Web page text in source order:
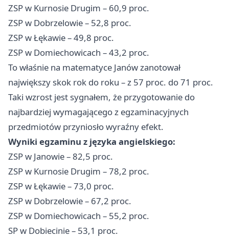
ZSP w Kurnosie Drugim – 60,9 proc.
ZSP w Dobrzelowie – 52,8 proc.
ZSP w Łękawie – 49,8 proc.
ZSP w Domiechowicach – 43,2 proc.
To właśnie na matematyce Janów zanotował
największy skok rok do roku – z 57 proc. do 71 proc.
Taki wzrost jest sygnałem, że przygotowanie do
najbardziej wymagającego z egzaminacyjnych
przedmiotów przyniosło wyraźny efekt.
Wyniki egzaminu z języka angielskiego:
ZSP w Janowie – 82,5 proc.
ZSP w Kurnosie Drugim – 78,2 proc.
ZSP w Łękawie – 73,0 proc.
ZSP w Dobrzelowie – 67,2 proc.
ZSP w Domiechowicach – 55,2 proc.
SP w Dobiecinie – 53,1 proc.